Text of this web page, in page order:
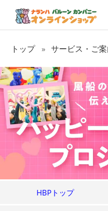
トップ サービス・ご
HBPトップ